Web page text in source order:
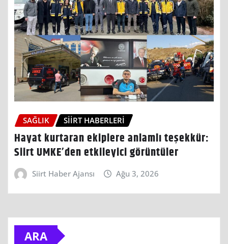
SAĞLIK SIIRT HABERLERI
Hayat kurtaran ekiplere anlamlı teşekkür:
Siirt UMKE’den etkileyici görüntüler
Siirt Haber Ajansı Ağu 3, 2026
ARA